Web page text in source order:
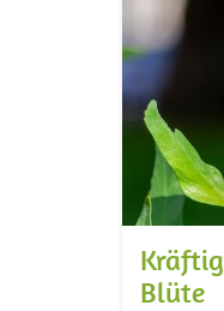
Blüte